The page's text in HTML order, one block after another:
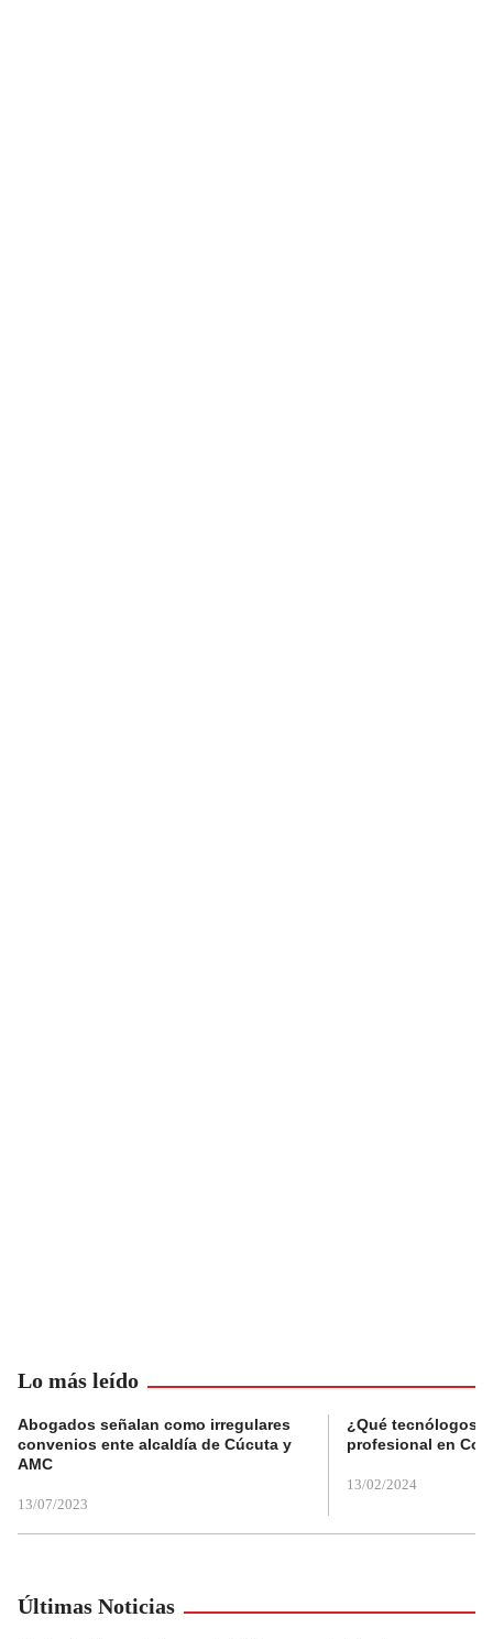
Lo más leído
Abogados señalan como irregulares
convenios ente alcaldía de Cúcuta y
AMC
13/07/2023
¿Qué tecnólogos
profesional en
13/02/2024
Últimas Noticias